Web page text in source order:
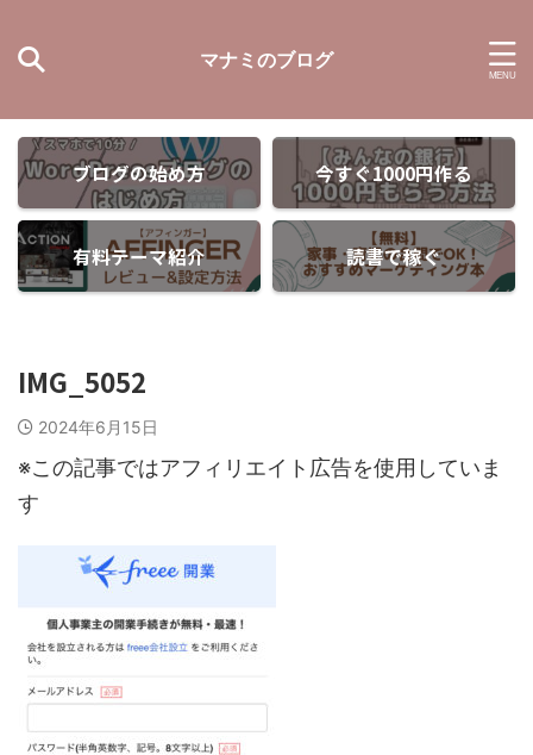
マナミのブログ
ブログの始め方 今すぐ1000円作る
有料テーマ紹介 読書で稼ぐ
IMG_5052
2024年6月15日
※この記事ではアフィリエイト広告を使用していま
す